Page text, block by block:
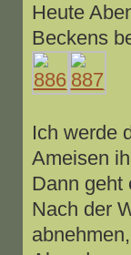
Heute
Beckens
Ich werde
Ameisen
Dann geht
Nach der